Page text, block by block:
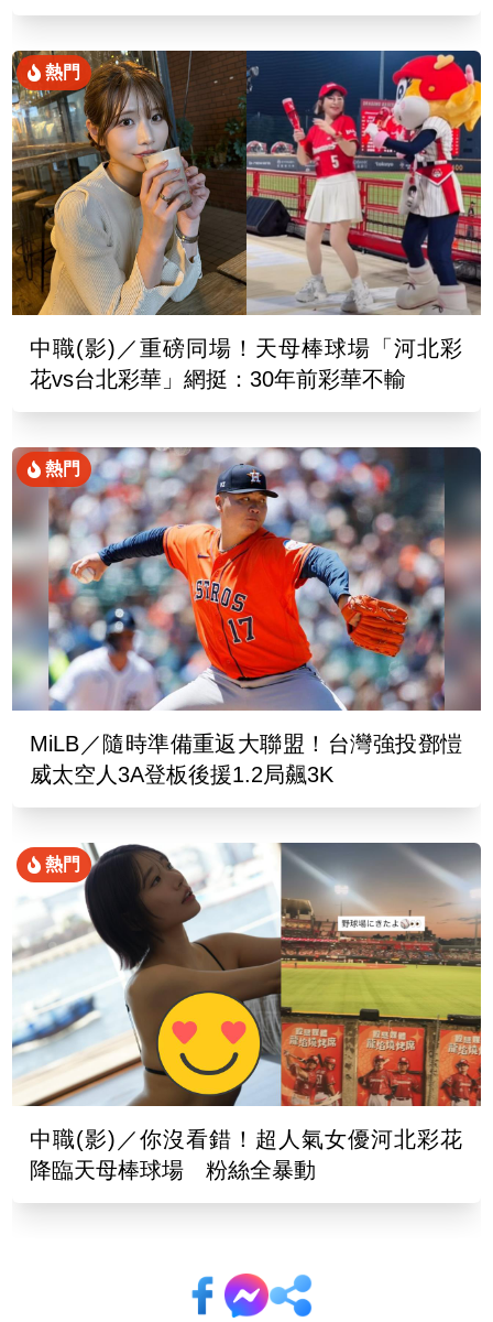
熱門
中職(影)／重磅同場！天母棒球場「河北彩
花vs台北彩華」網挺：30年前彩華不輸
熱門
MiLB／隨時準備重返大聯盟！台灣強投鄧愷
威太空人3A登板後援1.2局飆3K
熱門
中職(影)／你沒看錯！超人氣女優河北彩花
降臨天母棒球場 粉絲全暴動